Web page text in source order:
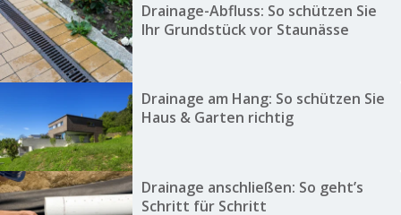
Drainage-Abfluss: So schützen Sie
Ihr Grundstück vor Staunässe
Drainage am Hang: So schützen Sie
Haus & Garten richtig
Drainage anschließen: So geht’s
Schritt für Schritt